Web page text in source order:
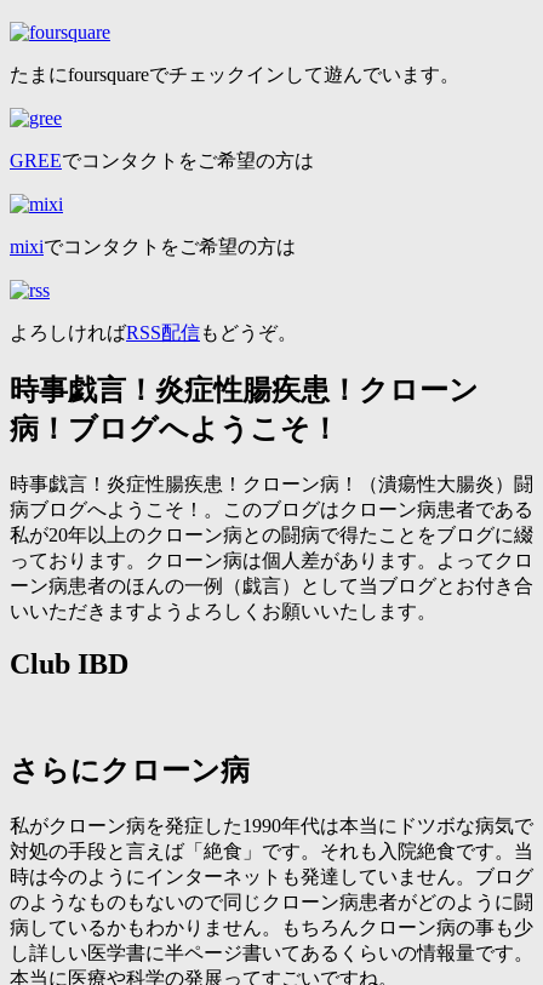
たまにfoursquareでチェックインして遊んでいます。
GREEでコンタクトをご希望の方は
mixiでコンタクトをご希望の方は
よろしければRSS配信もどうぞ。
時事戯言！炎症性腸疾患！クローン
病！ブログへようこそ！
時事戯言！炎症性腸疾患！クローン病！（潰瘍性大腸炎）闘
病ブログへようこそ！。このブログはクローン病患者である
私が20年以上のクローン病との闘病で得たことをブログに綴
っております。クローン病は個人差があります。よってクロ
ーン病患者のほんの一例（戯言）として当ブログとお付き合
いいただきますようよろしくお願いいたします。
Club IBD
さらにクローン病
私がクローン病を発症した1990年代は本当にドツボな病気で
対処の手段と言えば「絶食」です。それも入院絶食です。当
時は今のようにインターネットも発達していません。ブログ
のようなものもないので同じクローン病患者がどのように闘
病しているかもわかりません。もちろんクローン病の事も少
し詳しい医学書に半ページ書いてあるくらいの情報量です。
本当に医療や科学の発展ってすごいですね。